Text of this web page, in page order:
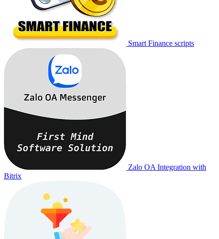
Smart Finance scripts
Zalo OA Integration with
Bitrix